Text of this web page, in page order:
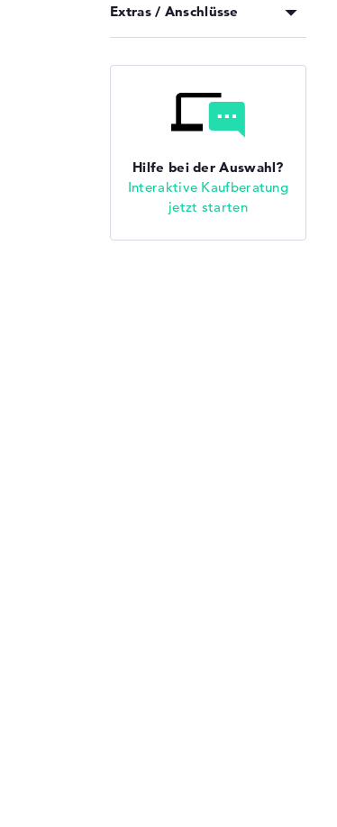
Extras / Anschlüsse
Hilfe bei der Auswahl?
Interaktive Kaufberatung
jetzt starten